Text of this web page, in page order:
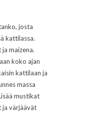
josta
kattilassa.
maizena.
koko ajan
kattilaan ja
massa
mustikat
ja värjäävät